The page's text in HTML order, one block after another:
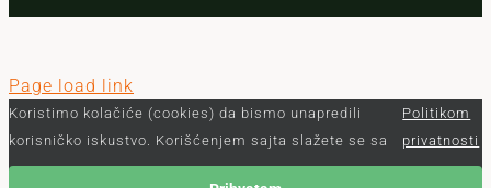
Page load link
Koristimo kolačiće (cookies) da bismo unapredili
korisničko iskustvo. Korišćenjem sajta slažete se sa
Politikom
privatnosti